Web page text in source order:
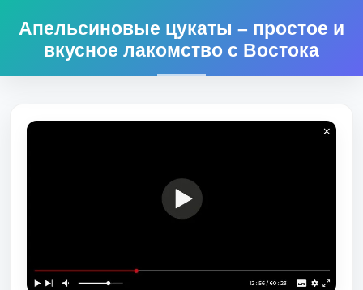
Апельсиновые цукаты – простое и
вкусное лакомство с Востока